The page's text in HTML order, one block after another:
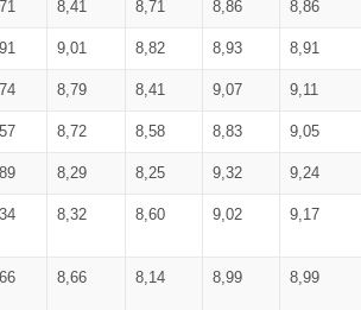
8,41 8,71 8,86 8,86
9,01 8,82 8,93 8,91
8,79 8,41 9,07 9,11
8,72 8,58 8,83 9,05
8,29 8,25 9,32 9,24
8,32 8,60 9,02 9,17
8,66 8,14 8,99 8,99